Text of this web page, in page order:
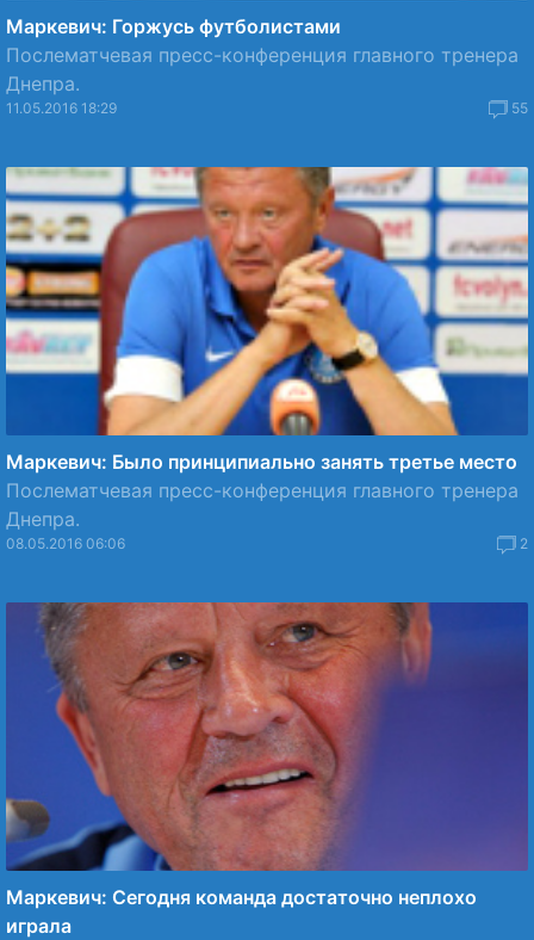
Маркевич: Горжусь футболистами
Послематчевая пресс-конференция главного тренера
Днепра.
11.05.2016 18:29 55
Маркевич: Было принципиально занять третье место
Послематчевая пресс-конференция главного тренера
Днепра.
08.05.2016 06:06 2
Маркевич: Сегодня команда достаточно неплохо
играла